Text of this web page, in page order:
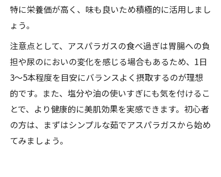
特に栄養価が高く、味も良いため積極的に活用しまし
ょう。
注意点として、アスパラガスの食べ過ぎは胃腸への負
担や尿のにおいの変化を感じる場合もあるため、1日
3～5本程度を目安にバランスよく摂取するのが理想
的です。また、塩分や油の使いすぎにも気を付けるこ
とで、より健康的に美肌効果を実感できます。初心者
の方は、まずはシンプルな茹でアスパラガスから始め
てみましょう。